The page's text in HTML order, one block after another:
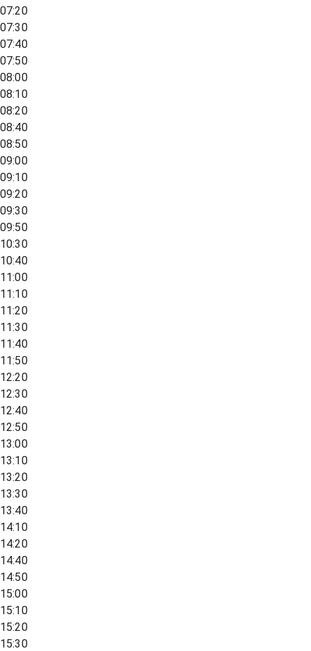
07:20
07:30
07:40
07:50
08:00
08:10
08:20
08:40
08:50
09:00
09:10
09:20
09:30
09:50
10:30
10:40
11:00
11:10
11:20
11:30
11:40
11:50
12:20
12:30
12:40
12:50
13:00
13:10
13:20
13:30
13:40
14:10
14:20
14:40
14:50
15:00
15:10
15:20
15:30